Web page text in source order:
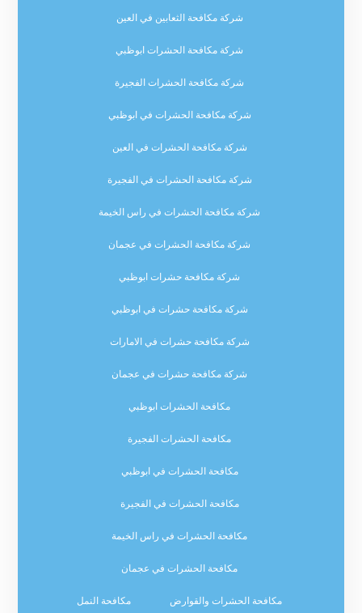
شركة مكافحة الثعابين في العين
شركة مكافحة الحشرات ابوظبي
شركة مكافحة الحشرات الفجيرة
شركة مكافحة الحشرات في ابوظبي
شركة مكافحة الحشرات في العين
شركة مكافحة الحشرات في الفجيرة
شركة مكافحة الحشرات في راس الخيمة
شركة مكافحة الحشرات في عجمان
شركة مكافحة حشرات ابوظبي
شركة مكافحة حشرات في ابوظبي
شركة مكافحة حشرات في الامارات
شركة مكافحة حشرات في عجمان
مكافحة الحشرات ابوظبي
مكافحة الحشرات الفجيرة
مكافحة الحشرات في ابوظبي
مكافحة الحشرات في الفجيرة
مكافحة الحشرات في راس الخيمة
مكافحة الحشرات في عجمان
مكافحة الحشرات والقوارض مكافحة النمل